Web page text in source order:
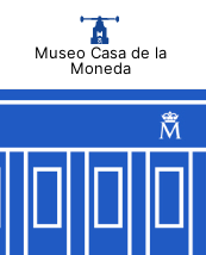
Museo Casa de la
Moneda